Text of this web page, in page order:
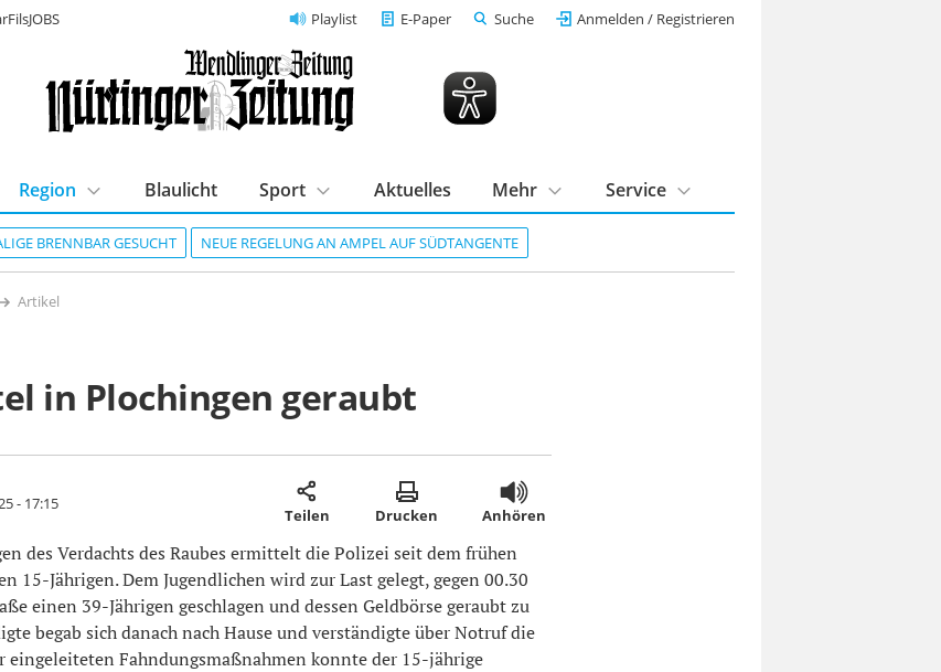
Playlist E-Paper Suche Anmelden / Registrieren
BRENNBAR GESUCHT NEUE REGELUNG AN AMPEL AUF SÜDTANGENTE
Region Blaulicht Sport Aktuelles Mehr Service
Artikel
in Plochingen geraubt
- 17:15
Teilen Drucken Anhören
des Verdachts des Raubes ermittelt die Polizei seit dem frühen
15-Jährigen. Dem Jugendlichen wird zur Last gelegt, gegen 00.30
einen 39-Jährigen geschlagen und dessen Geldbörse geraubt zu
begab sich danach nach Hause und verständigte über Notruf die
eingeleiteten Fahndungsmaßnahmen konnte der 15-jährige